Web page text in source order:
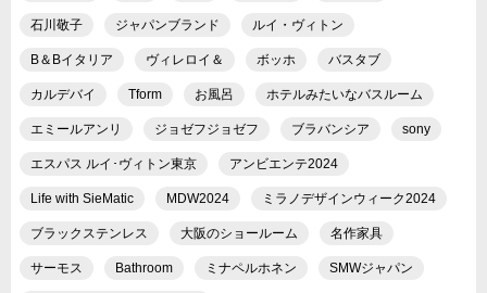
石川敬子 ジャパンブランド ルイ・ヴィトン
B＆Bイタリア ヴィレロイ＆ ボッホ バスタブ
カルデバイ Tform お風呂 ホテルみたいなバスルーム
エミールアンリ ジョゼフジョゼフ ブラバンシア sony
エスパス ルイ･ヴィトン東京 アンビエンテ2024
Life with SieMatic MDW2024 ミラノデザインウィーク2024
ブラックステンレス 大阪のショールーム 名作家具
サーモス Bathroom ミナペルホネン SMWジャパン